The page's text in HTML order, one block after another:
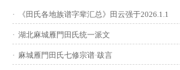
· 《田氏各地族谱字辈汇总》田云强于2026.1.1
· 湖北麻城雁門田氏统一派文
· 麻城雁門田氏七修宗谱·跋言